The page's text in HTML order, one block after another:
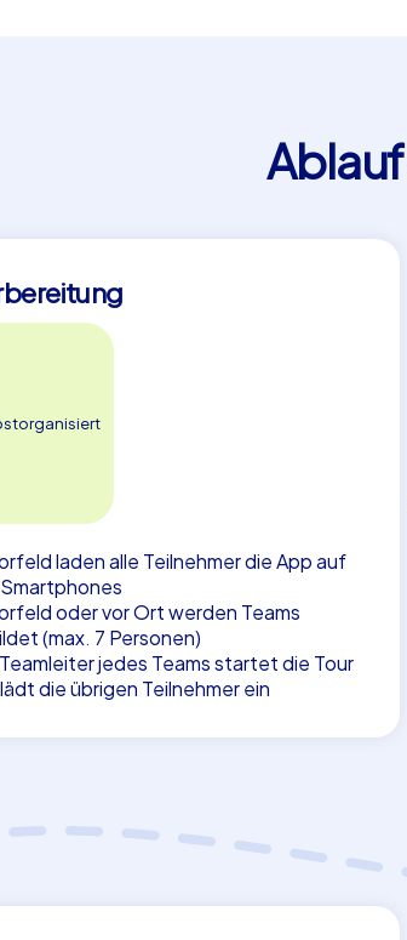
laden alle Teilnehmer die App auf
oder vor Ort werden Teams
(max. 7 Personen)
jedes Teams startet die Tour
die übrigen Teilnehmer ein